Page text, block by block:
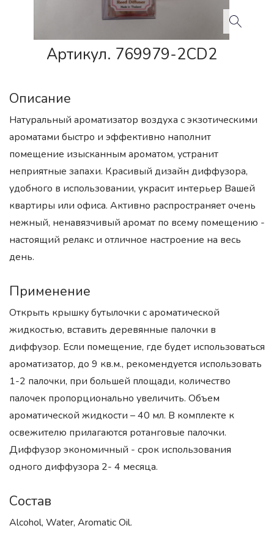
Артикул. 769979-2CD2
Описание
Натуральный ароматизатор воздуха с экзотическими
ароматами быстро и эффективно наполнит
помещение изысканным ароматом, устранит
неприятные запахи. Красивый дизайн диффузора,
удобного в использовании, украсит интерьер Вашей
квартиры или офиса. Активно распространяет очень
нежный, ненавязчивый аромат по всему помещению -
настоящий релакс и отличное настроение на весь
день.
Применение
Открыть крышку бутылочки с ароматической
жидкостью, вставить деревянные палочки в
диффузор. Если помещение, где будет использоваться
ароматизатор, до 9 кв.м., рекомендуется использовать
1-2 палочки, при большей площади, количество
палочек пропорционально увеличить. Объем
ароматической жидкости – 40 мл. В комплекте к
освежителю прилагаются ротанговые палочки.
Диффузор экономичный - срок использования
одного диффузора 2- 4 месяца.
Состав
Alcohol, Water, Aromatic Oil.